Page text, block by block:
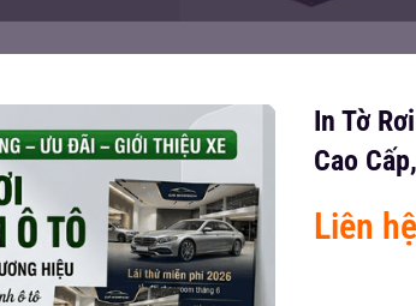
In Tờ
Cao
Liên hệ